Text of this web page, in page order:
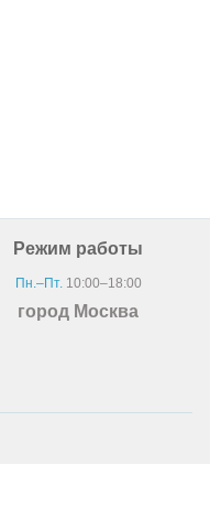
Режим работы
Пн.–Пт.10:00–18:00
город Москва